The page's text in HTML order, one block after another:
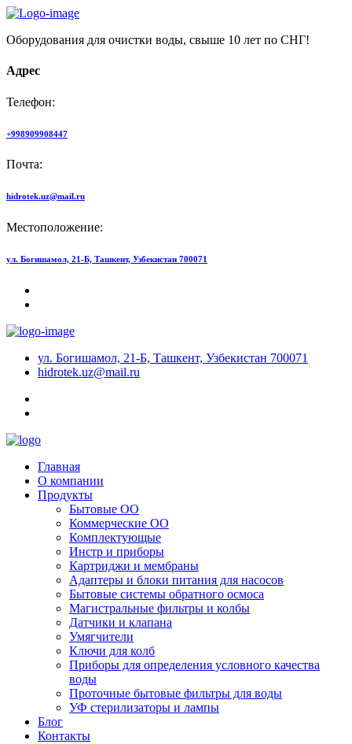
Оборудования для очистки воды, свыше 10 лет по СНГ!
Адрес
Телефон:
+998909908447
Почта:
hidrotek.uz@mail.ru
Местоположение:
ул. Богишамол, 21-Б, Ташкент, Узбекистан 700071
ул. Богишамол, 21-Б, Ташкент, Узбекистан 700071
hidrotek.uz@mail.ru
Главная
О компании
Продукты
Бытовые ОО
Коммерческие ОО
Комплектующые
Инстр и приборы
Картриджи и мембраны
Адаптеры и блоки питания для насосов
Бытовые системы обратного осмоса
Магистральные фильтры и колбы
Датчики и клапана
Умягчители
Ключи для колб
Приборы для определения условного качества
воды
Проточные бытовые фильтры для воды
УФ стерилизаторы и лампы
Блог
Контакты